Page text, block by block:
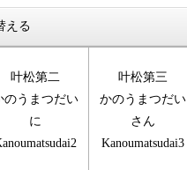
える
叶松第二
のうまつだい
に
叶松第三
かのうまつだい
さん
Kanoumatsudai3